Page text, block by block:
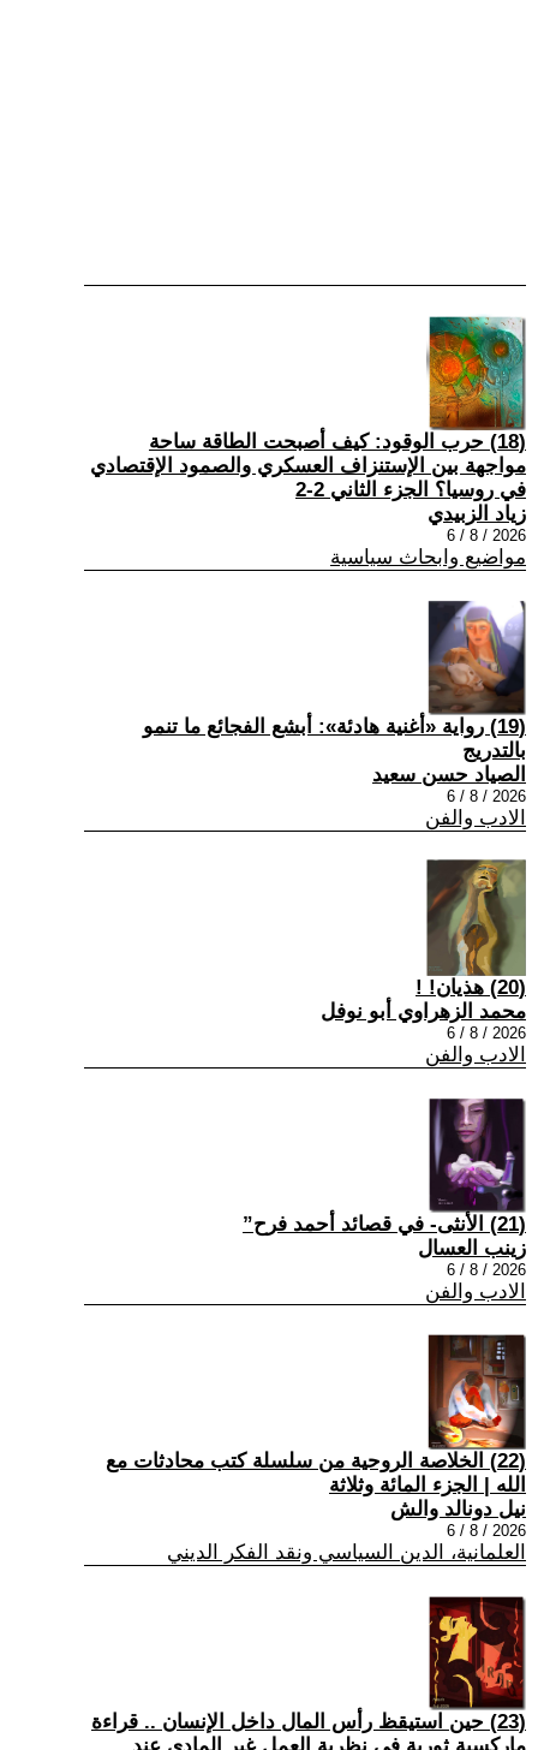
(18) حرب الوقود: كيف أصبحت الطاقة ساحة
مواجهة بين الإستنزاف العسكري والصمود الإقتصادي
في روسيا؟ الجزء الثاني 2-2
زياد الزبيدي
2026 / 8 / 6
مواضيع وابحاث سياسية
(19) رواية «أغنية هادئة»: أبشع الفجائع ما تنمو
بالتدريج
الصياد حسن سعيد
2026 / 8 / 6
الادب والفن
(20) هذيان! !
محمد الزهراوي أبو نوفل
2026 / 8 / 6
الادب والفن
(21) الأنثى- في قصائد أحمد فرح”
زينب العسال
2026 / 8 / 6
الادب والفن
(22) الخلاصة الروحية من سلسلة كتب محادثات مع
الله | الجزء المائة وثلاثة
نيل دونالد والش
2026 / 8 / 6
العلمانية، الدين السياسي ونقد الفكر الديني
(23) حين استيقظ رأس المال داخل الإنسان .. قراءة